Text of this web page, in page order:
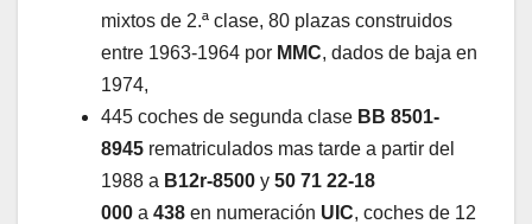
mixtos de 2.ª clase, 80 plazas construidos
entre 1963-1964 por MMC, dados de baja en
1974,
445 coches de segunda clase BB 8501-
8945 rematriculados mas tarde a partir del
1988 a B12r-8500 y 50 71 22-18
000 a 438 en numeración UIC, coches de 12